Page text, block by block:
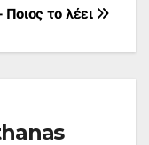
Ποιος το λέει